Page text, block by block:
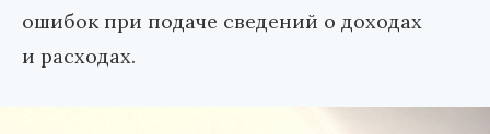
ошибок при подаче сведений о доходах
и расходах.